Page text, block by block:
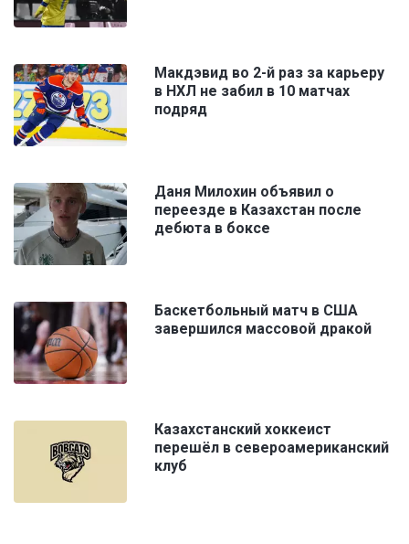
Макдэвид во 2-й раз за карьеру
в НХЛ не забил в 10 матчах
подряд
Даня Милохин объявил о
переезде в Казахстан после
дебюта в боксе
Баскетбольный матч в США
завершился массовой дракой
Казахстанский хоккеист
перешёл в североамериканский
клуб